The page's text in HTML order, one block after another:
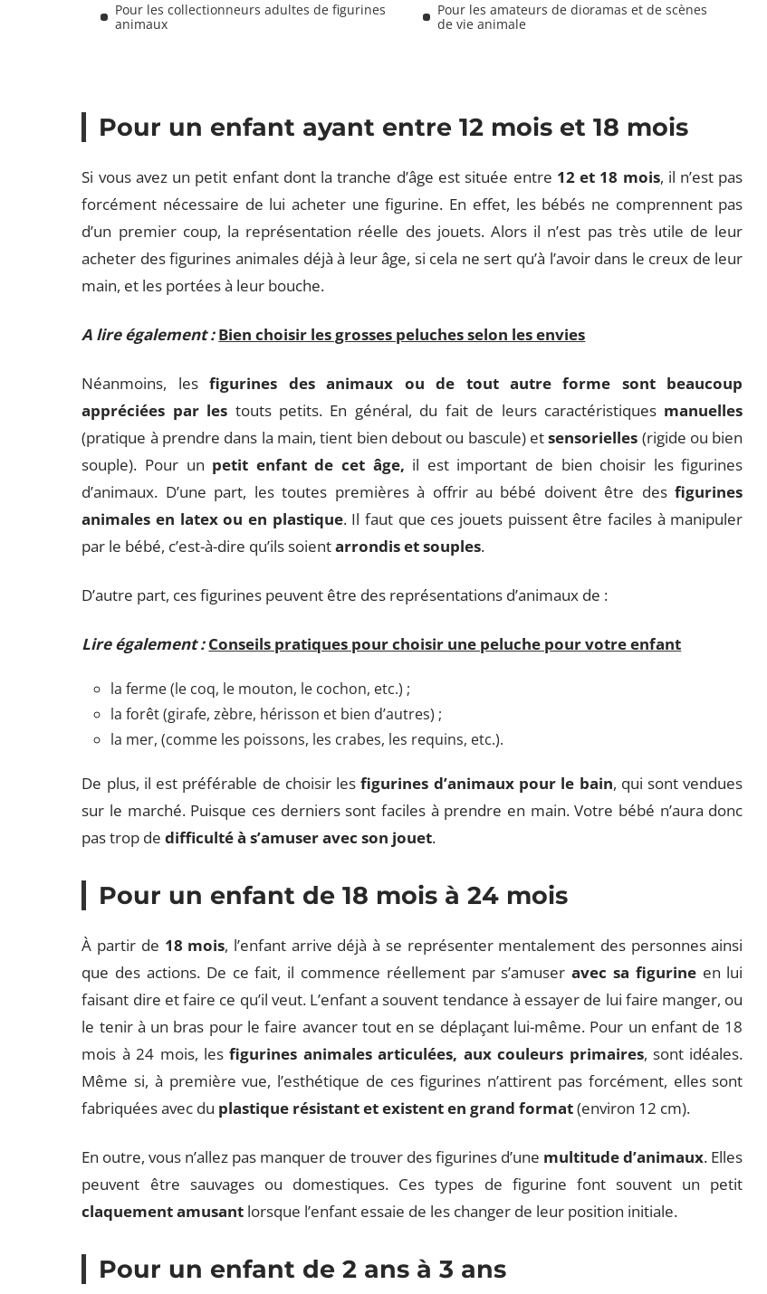
Pour les collectionneurs adultes de figurines
animaux
Pour les amateurs de dioramas et de scènes
de vie animale
Pour un enfant ayant entre 12 mois et 18 mois
Si vous avez un petit enfant dont la tranche d’âge est située entre 12 et 18 mois, il n’est pas
forcément nécessaire de lui acheter une figurine. En effet, les bébés ne comprennent pas
d’un premier coup, la représentation réelle des jouets. Alors il n’est pas très utile de leur
acheter des figurines animales déjà à leur âge, si cela ne sert qu’à l’avoir dans le creux de leur
main, et les portées à leur bouche.
A lire également : Bien choisir les grosses peluches selon les envies
Néanmoins, lesfigurines des animaux ou de tout autre forme sont beaucoup
appréciées par les touts petits. En général, du fait de leurs caractéristiques manuelles
(pratique à prendre dans la main, tient bien debout ou bascule) etsensorielles (rigide ou bien
souple). Pour un petit enfant de cet âge, il est important de bien choisir les figurines
d’animaux. D’une part, les toutes premières à offrir au bébé doivent être desfigurines
animales en latex ou en plastique. Il faut que ces jouets puissent être faciles à manipuler
par le bébé, c’est-à-dire qu’ils soientarrondis et souples.
D’autre part, ces figurines peuvent être des représentations d’animaux de :
Lire également : Conseils pratiques pour choisir une peluche pour votre enfant
la ferme (le coq, le mouton, le cochon, etc.) ;
la forêt (girafe, zèbre, hérisson et bien d’autres) ;
la mer, (comme les poissons, les crabes, les requins, etc.).
De plus, il est préférable de choisir lesfigurines d’animaux pour le bain, qui sont vendues
sur le marché. Puisque ces derniers sont faciles à prendre en main. Votre bébé n’aura donc
pas trop dedifficulté à s’amuseravec son jouet.
Pour un enfant de 18 mois à 24 mois
À partir de 18 mois, l’enfant arrive déjà à se représenter mentalement des personnes ainsi
que des actions. De ce fait, il commence réellement par s’amuseravec sa figurineen lui
faisant dire et faire ce qu’il veut. L’enfant a souvent tendance à essayer de lui faire manger, ou
le tenir à un bras pour le faire avancer tout en se déplaçant lui-même. Pour un enfant de 18
mois à 24 mois, lesfigurines animales articulées, aux couleurs primaires, sont idéales.
Même si, à première vue, l’esthétique de ces figurines n’attirent pas forcément, elles sont
fabriquées avec du plastique résistant et existent en grand format(environ 12 cm).
En outre, vous n’allez pas manquer de trouver des figurines d’une multitude d’animaux. Elles
peuvent être sauvages ou domestiques. Ces types de figurine font souvent un petit
claquement amusant lorsque l’enfant essaie de les changer de leur position initiale.
Pour un enfant de 2 ans à 3 ans